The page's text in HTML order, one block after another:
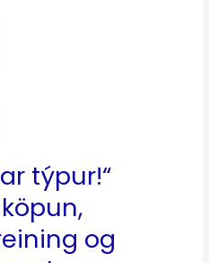
týpur!“
og